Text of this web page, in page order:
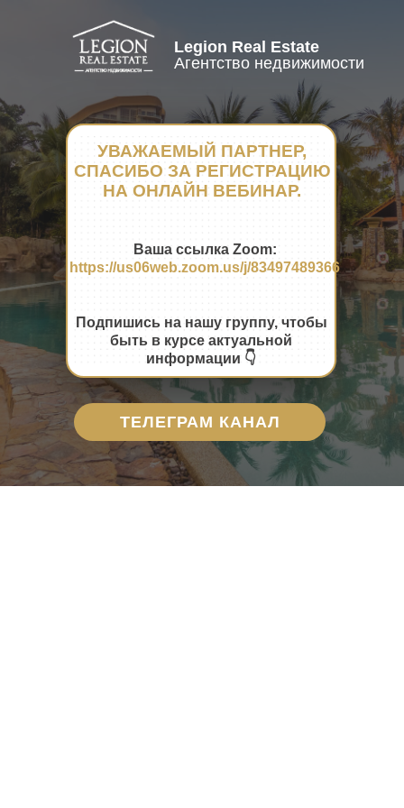
Legion Real Estate
Агентство недвижимости
ТЕЛЕГРАМ КАНАЛ
УВАЖАЕМЫЙ ПАРТНЕР,
СПАСИБО ЗА РЕГИСТРАЦИЮ
НА ОНЛАЙН ВЕБИНАР.
Подпишись на нашу группу, чтобы
быть в курсе актуальной
информации 👇
Ваша ссылка Zoom:
https://us06web.zoom.us/j/83497489366